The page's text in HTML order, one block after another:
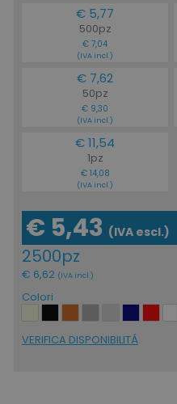
€ 5,77
500pz
€ 7,04
(IVA incl.)
€ 7,62
50pz
€ 9,30
(IVA incl.)
€ 11,54
1pz
€ 14,08
(IVA incl.)
€ 5,43 (IVA escl.)
2500pz
€ 6,62 (IVA incl.)
Colori
VERIFICA DISPONIBILITÁ